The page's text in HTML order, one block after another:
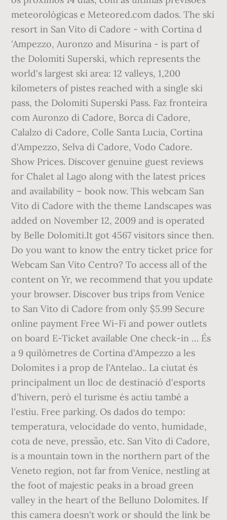
meteorológicas e Meteored.com dados. The ski
resort in San Vito di Cadore - with Cortina d
'Ampezzo, Auronzo and Misurina - is part of
the Dolomiti Superski, which represents the
world's largest ski area: 12 valleys, 1,200
kilometers of pistes reached with a single ski
pass, the Dolomiti Superski Pass. Faz fronteira
com Auronzo di Cadore, Borca di Cadore,
Calalzo di Cadore, Colle Santa Lucia, Cortina
d'Ampezzo, Selva di Cadore, Vodo Cadore.
Show Prices. Discover genuine guest reviews
for Chalet al Lago along with the latest prices
and availability – book now. This webcam San
Vito di Cadore with the theme Landscapes was
added on November 12, 2009 and is operated
by Belle Dolomiti.It got 4567 visitors since then.
Do you want to know the entry ticket price for
Webcam San Vito Centro? To access all of the
content on Yr, we recommend that you update
your browser. Discover bus trips from Venice
to San Vito di Cadore from only $5.99 Secure
online payment Free Wi-Fi and power outlets
on board E-Ticket available One check-in … És
a 9 quilòmetres de Cortina d'Ampezzo a les
Dolomites i a prop de l'Antelao.. La ciutat és
principalment un lloc de destinació d'esports
d'hivern, però el turisme és actiu també a
l'estiu. Free parking. Os dados do tempo:
temperatura, velocidade do vento, humidade,
cota de neve, pressão, etc. San Vito di Cadore,
is a mountain town in the northern part of the
Veneto region, not far from Venice, nestling at
the foot of majestic peaks in a broad green
valley in the heart of the Belluno Dolomites. If
this camera doesn't work or should the link be